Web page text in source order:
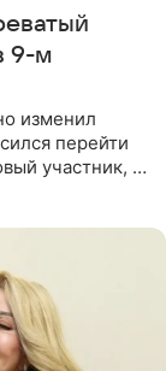
9-м
изменил
перейти
участник, а